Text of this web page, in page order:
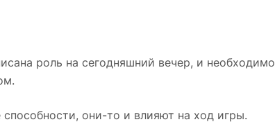
роль на сегодняшний вечер, и необходимо
они-то и влияют на ход игры.